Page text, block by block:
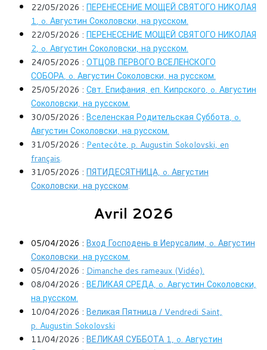
22/05/2026 : ПЕРЕНЕСЕНИЕ МОЩЕЙ СВЯТОГО НИКОЛАЯ
1, o. Августин Соколовски, на русском.
22/05/2026 : ПЕРЕНЕСЕНИЕ МОЩЕЙ СВЯТОГО НИКОЛАЯ
2, o. Августин Соколовски, на русском.
24/05/2026 : ОТЦОВ ПЕРВОГО ВСЕЛЕНСКОГО
СОБОРА, o. Августин Соколовски, на русском.
25/05/2026 : Свт. Епифания, еп. Кипрского, o. Августин
Соколовски, на русском.
30/05/2026 : Вселенская Родительская Суббота, o.
Августин Соколовски, на русском.
31/05/2026 : Pentecôte, p. Augustin Sokolovski, en
français.
31/05/2026 : ПЯТИДЕСЯТНИЦА, o. Августин
Соколовски, на русском.
Avril 2026
05/04/2026 : Вход Господень в Иерусалим, o. Августин
Соколовски, на русском.
05/04/2026 : Dimanche des rameaux (Vidéo).
08/04/2026 : ВЕЛИКАЯ СРЕДА, o. Августин Соколовски,
на русском.
10/04/2026 : Великая Пятница / Vendredi Saint,
p. Augustin Sokolovski
11/04/2026 : ВЕЛИКАЯ СУББОТА 1, o. Августин